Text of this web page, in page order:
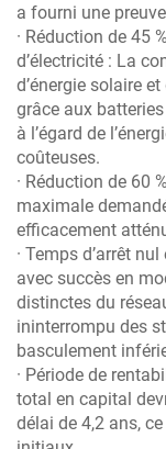
a fourni une
· Réduction de 45
d’électricité : La
d’énergie solaire
grâce aux
à l’égard de
coûteuses.
· Réduction de 60
maximale
efficacement
· Temps d’arrêt
avec succès en
distinctes du
ininterrompu des
basculement
· Période de
total en capital
délai de 4,2 ans,